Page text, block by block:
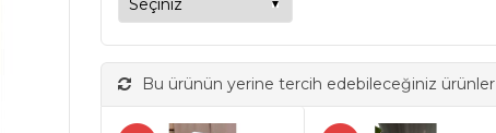
Bu ürünün yerine tercih edebileceğiniz ürünler